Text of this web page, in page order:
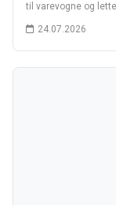
til varevogne og
24.07.2026